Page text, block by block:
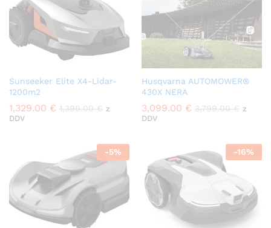
Sunseeker Elite X4-Lidar-
1200m2
1,329.00 € 1,399.00€ z
DDV
Husqvarna AUTOMOWER®
430X NERA
3,099.00 € 3,799.00€ z
DDV
-5% -16%